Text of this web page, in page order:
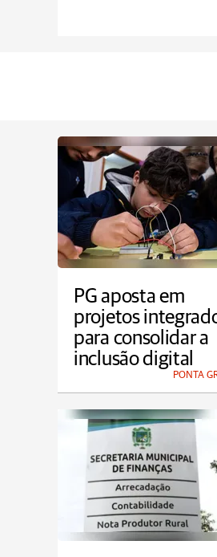
PG aposta em
projetos
para consolidar a
inclusão digital
PONTA